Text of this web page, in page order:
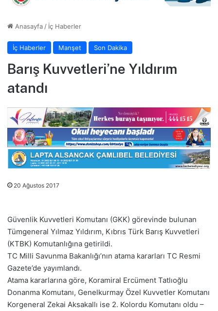
Anasayfa / İç Haberler
İç Haberler Manşet Son Dakika
Barış Kuvvetleri’ne Yıldırım
atandı
20 Ağustos 2017
Güvenlik Kuvvetleri Komutanı (GKK) görevinde bulunan
Tümgeneral Yılmaz Yıldırım, Kıbrıs Türk Barış Kuvvetleri
(KTBK) Komutanlığına getirildi.
TC Milli Savunma Bakanlığı’nın atama kararları TC Resmi
Gazete’de yayımlandı.
Atama kararlarına göre, Koramiral Ercüment Tatlıoğlu
Donanma Komutanı, Genelkurmay Özel Kuvvetler Komutanı
Korgeneral Zekai Aksakallı ise 2. Kolordu Komutanı oldu –